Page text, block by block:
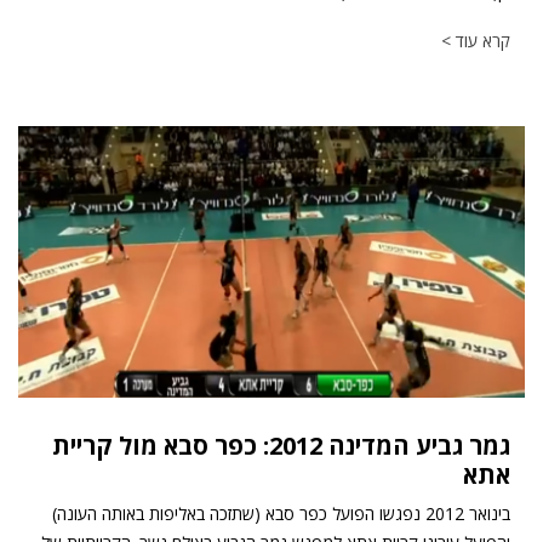
קרא עוד >
גמר גביע המדינה 2012: כפר סבא מול קריית
אתא
בינואר 2012 נפגשו הפועל כפר סבא (שתזכה באליפות באותה העונה)